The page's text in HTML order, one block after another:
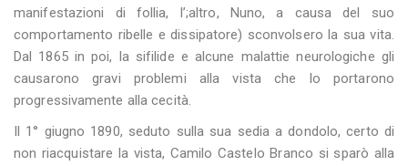
manifestazioni di follia, l’;altro, Nuno, a causa del suo
comportamento ribelle e dissipatore) sconvolsero la sua vita.
Dal 1865 in poi, la sifilide e alcune malattie neurologiche gli
causarono gravi problemi alla vista che lo portarono
progressivamente alla cecità.
Il 1° giugno 1890, seduto sulla sua sedia a dondolo, certo di
non riacquistare la vista, Camilo Castelo Branco si sparò alla